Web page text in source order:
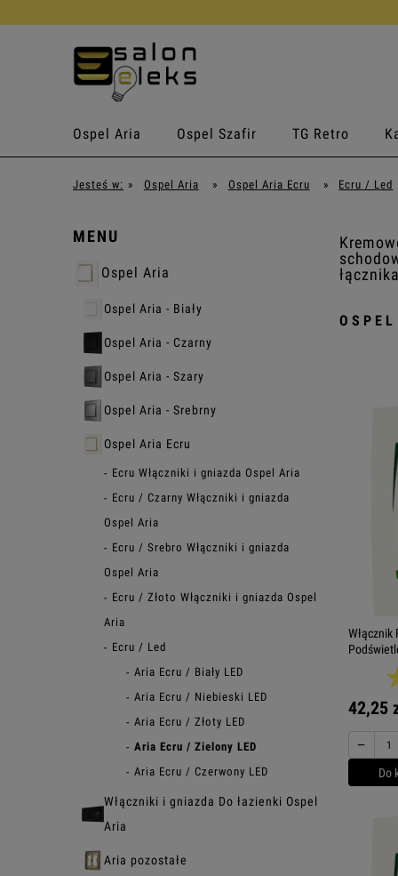
Ospel Aria Ospel Szafir TG Retro
Jesteś w: » Ospel Aria » Ospel Aria Ecru » Ecru / Led
MENU
Ospel Aria
Ospel Aria - Biały
Ospel Aria - Czarny
Ospel Aria - Szary
Ospel Aria - Srebrny
Ospel Aria Ecru
Ecru Włączniki i gniazda Ospel Aria
Ecru / Czarny Włączniki i gniazda
Ospel Aria
Ecru / Srebro Włączniki i gniazda
Ospel Aria
Ecru / Złoto Włączniki i gniazda Ospel
Aria
Ecru / Led
Aria Ecru / Biały LED
Aria Ecru / Niebieski LED
Aria Ecru / Złoty LED
Aria Ecru / Zielony LED
Aria Ecru / Czerwony LED
Włączniki i gniazda Do łazienki Ospel
Aria
Aria pozostałe
Włącznik
42,25
−
Do